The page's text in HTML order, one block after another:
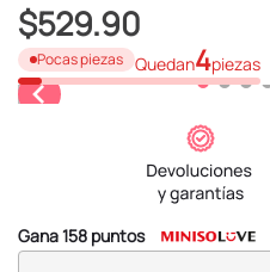
$529.90
Pocas piezas Quedan4piezas
Gana158 puntos
4.
osito cariñosito
5.
llaveros
9.
chiikawas